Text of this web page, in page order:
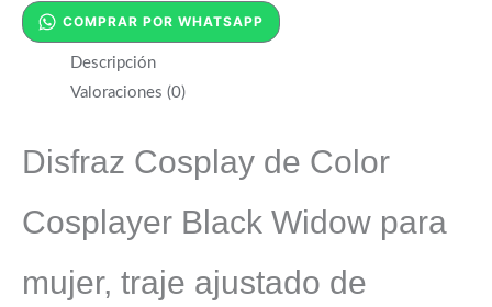
COMPRAR POR WHATSAPP
Descripción
Valoraciones (0)
Disfraz Cosplay de Color
Cosplayer Black Widow para
mujer, traje ajustado de